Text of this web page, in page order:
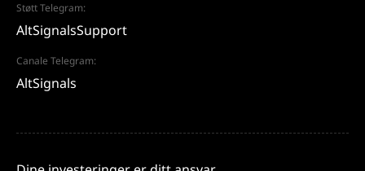
Støtt Telegram:
AltSignalsSupport
Canale Telegram:
AltSignals